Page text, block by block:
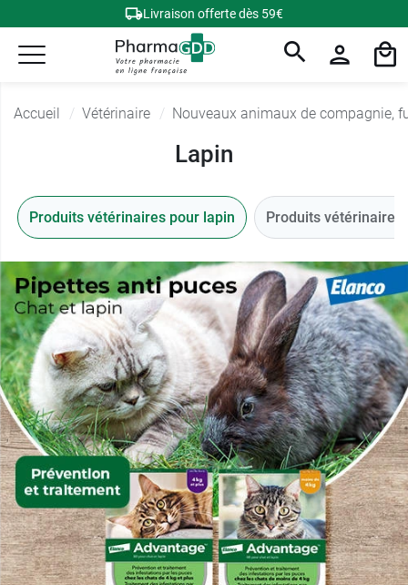
Livraison offerte dès 59€
Accueil Vétérinaire Nouveaux animaux de compagnie,
Lapin
Produits vétérinaires pour lapin Produits vétérinaires